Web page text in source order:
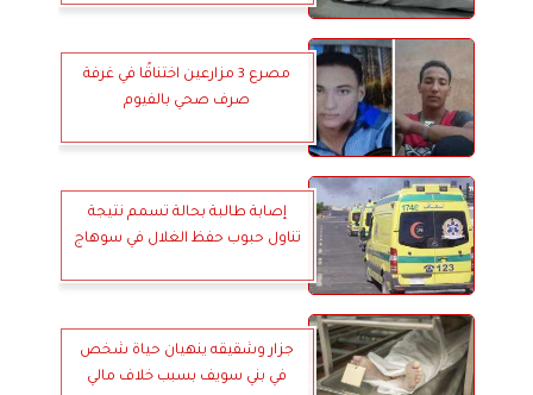
مصرع 3 مزارعين اختناقًا في غرفة
صرف صحي بالفيوم
إصابة طالبة بحالة تسمم نتيجة
تناول حبوب حفظ الغلال في سوهاج
جزار وشقيقه ينهيان حياة شخص
في بني سويف بسبب خلاف مالي